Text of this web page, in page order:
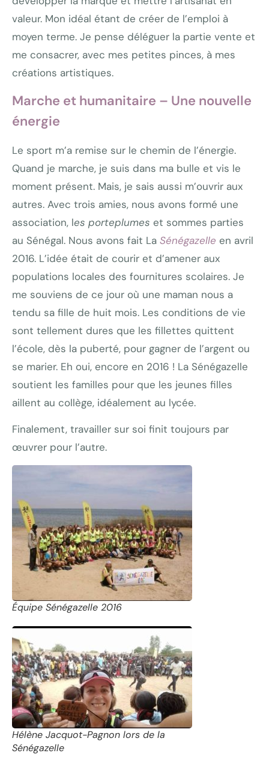
valeur. Mon idéal étant de créer de l’emploi à
moyen terme. Je pense déléguer la partie vente et
me consacrer, avec mes petites pinces, à mes
créations artistiques.
Marche et humanitaire – Une nouvelle
énergie
Le sport m’a remise sur le chemin de l’énergie.
Quand je marche, je suis dans ma bulle et vis le
moment présent. Mais, je sais aussi m’ouvrir aux
autres. Avec trois amies, nous avons formé une
association, les porteplumes et sommes parties
au Sénégal. Nous avons fait La Sénégazelle en avril
2016. L’idée était de courir et d’amener aux
populations locales des fournitures scolaires. Je
me souviens de ce jour où une maman nous a
tendu sa fille de huit mois. Les conditions de vie
sont tellement dures que les fillettes quittent
l’école, dès la puberté, pour gagner de l’argent ou
se marier. Eh oui, encore en 2016 ! La Sénégazelle
soutient les familles pour que les jeunes filles
aillent au collège, idéalement au lycée.
Finalement, travailler sur soi finit toujours par
œuvrer pour l’autre.
Équipe Sénégazelle 2016
Hélène Jacquot-Pagnon lors de la
Sénégazelle